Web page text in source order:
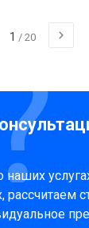
1 / 20
рассчитаем